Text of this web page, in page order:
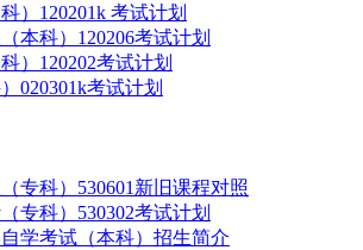
）120201k 考试计划
本科）120206考试计划
）120202考试计划
020301k考试计划
专科）530601新旧课程对照
专科）530302考试计划
学考试（本科）招生简介